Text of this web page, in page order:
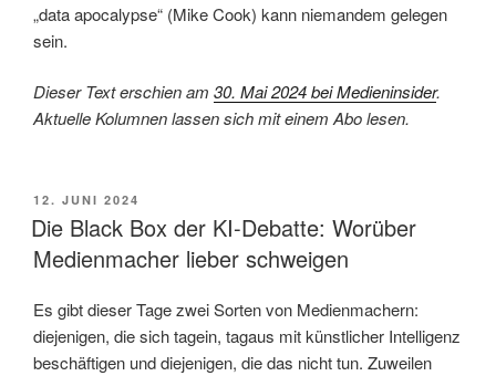
„data apocalypse“ (Mike Cook) kann niemandem gelegen
sein.
Dieser Text erschien am 30. Mai 2024 bei Medieninsider.
Aktuelle Kolumnen lassen sich mit einem Abo lesen.
VERÖFFENTLICHT
AM
12. JUNI 2024
Die Black Box der KI-Debatte: Worüber
Medienmacher lieber schweigen
Es gibt dieser Tage zwei Sorten von Medienmachern:
diejenigen, die sich tagein, tagaus mit künstlicher Intelligenz
beschäftigen und diejenigen, die das nicht tun. Zuweilen